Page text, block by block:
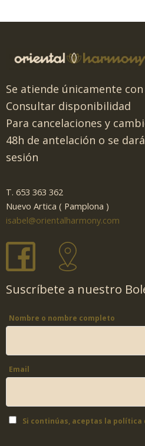
Se atiende únicamente con
Consultar disponibilidad
Para cancelaciones y
48h de antelación o se
sesión
T. 653 363 362
Nuevo Artica ( Pamplona )
isabel@orientalharmony.com
Suscríbete a nuestro
Nombre o nombre completo
Email
Si continúas, aceptas la política